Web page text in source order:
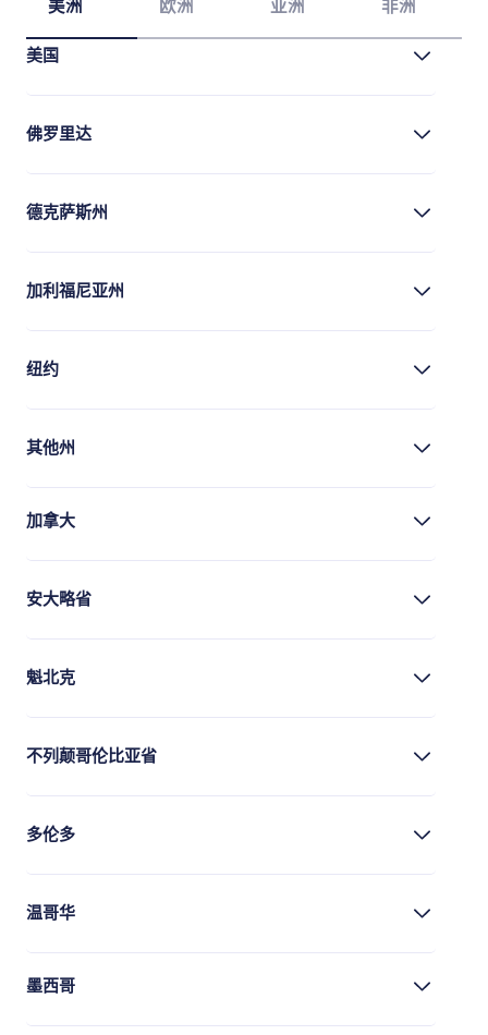
美洲 欧洲 亚洲 非洲
美国
佛罗里达
德克萨斯州
加利福尼亚州
纽约
其他州
加拿大
安大略省
魁北克
不列颠哥伦比亚省
多伦多
温哥华
墨西哥